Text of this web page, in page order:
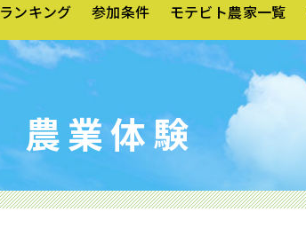
ランキング 参加条件 モテビト農家一覧
農業体験